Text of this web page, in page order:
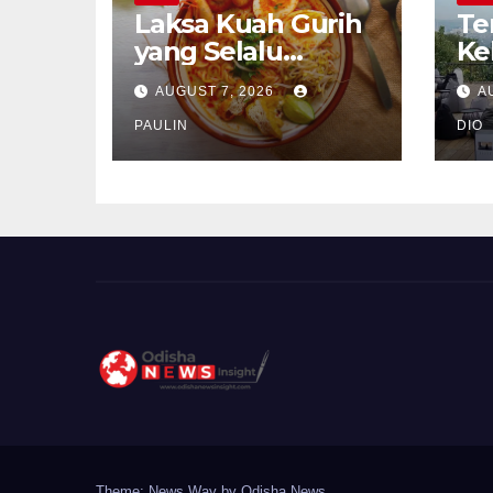
Laksa Kuah Gurih
yang Selalu
Dirindukan
AUGUST 7, 2026
PAULIN DIO